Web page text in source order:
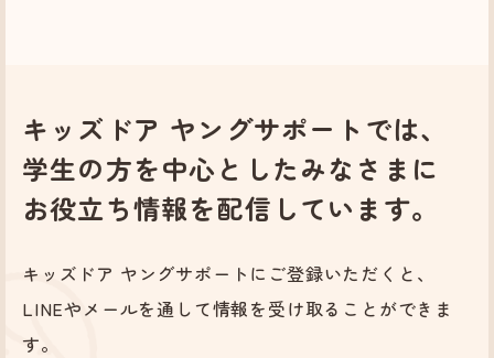
キッズドア ヤングサポートでは、
学生の方を中心としたみなさまに
お役立ち情報を配信しています。
キッズドア ヤングサポートにご登録いただくと、
LINEやメールを通して情報を受け取ることができま
す。